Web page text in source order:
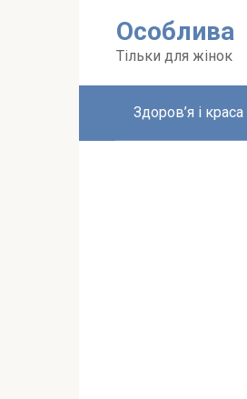
Особлива
Тільки для жінок
Здоров’я і краса